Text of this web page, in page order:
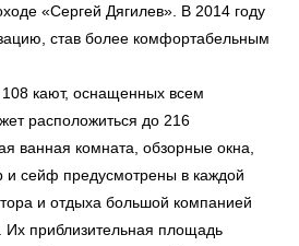
«Сергей Дягилев». В 2014 году
став более комфортабельным
108 кают, оснащенных всем
расположиться до 216
ванная комната, обзорные окна,
и сейф предусмотрены в каждой
и отдыха большой компанией
Их приблизительная площадь